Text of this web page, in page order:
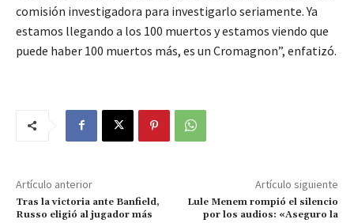
comisión investigadora para investigarlo seriamente. Ya
estamos llegando a los 100 muertos y estamos viendo que
puede haber 100 muertos más, es un Cromagnon”, enfatizó.
Artículo anterior
Tras la victoria ante Banfield,
Russo eligió al jugador más
Artículo siguiente
Lule Menem rompió el silencio
por los audios: «Aseguro la